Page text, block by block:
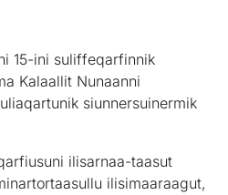
15-ini suliffeqarfinnik
Kalaallit Nunaanni
siunnersuinermik
ilisarnaa-taasut
ilisimaaraagut,